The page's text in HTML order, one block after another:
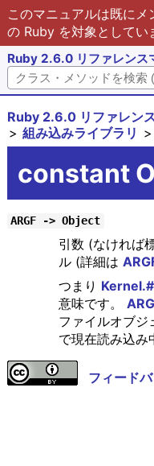
このマニュアルは既に
の Ruby を対象としてい
Ruby 2.6.0 リファレンス
Ruby 2.6.0 リファレン
組み込みライブラリ
constant
ARGF -> Object
引数 (なければ
ル (詳細は
つまり
意味です。
ファイルオブジ
で現在読み込み
フィード